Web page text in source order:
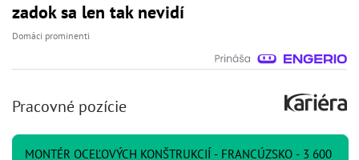
zadok sa len tak nevidí
Domáci prominenti
Pracovné pozície
MONTÉR OCEĽOVÝCH KONŠTRUKCIÍ - FRANCÚZSKO - 3 600